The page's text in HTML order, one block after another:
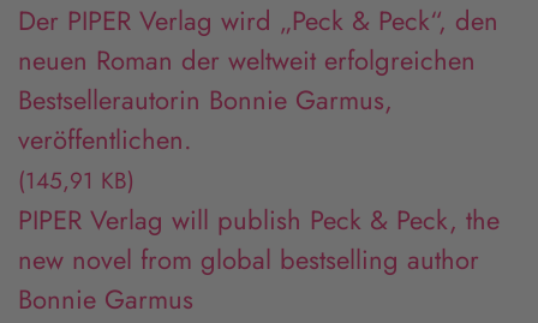
Der PIPER Verlag wird „Peck & Peck“, den
neuen Roman der weltweit erfolgreichen
Bestsellerautorin Bonnie Garmus,
veröffentlichen.
(145,91 KB)
PIPER Verlag will publish Peck & Peck, the
new novel from global bestselling author
Bonnie Garmus